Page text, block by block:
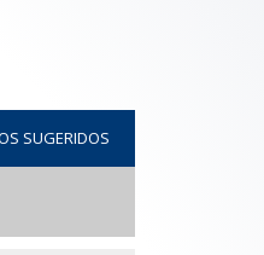
SUGERIDOS